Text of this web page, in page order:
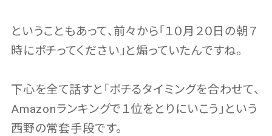
ということもあって、前々から「１０月２０日の朝７
時にポチってください」と煽っていたんですね。
下心を全て話すと「ポチるタイミングを合わせて、
Amazonランキングで１位をとりにいこう」という
西野の常套手段です。